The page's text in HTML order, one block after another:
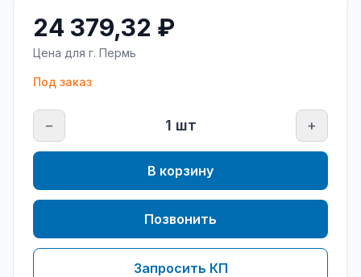
24 379,32 ₽
Цена для г. Пермь
Под заказ
− 1 шт +
В корзину
Позвонить
Запросить КП